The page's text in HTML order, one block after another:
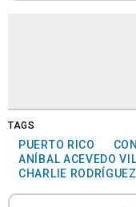
TAGS
PUERTO RICO
ANÍBAL ACEVEDO
CHARLIE RODRÍGUEZ